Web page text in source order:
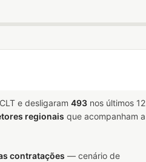
e desligaram 493 nos últimos 12
regionais que acompanham a
contratações — cenário de